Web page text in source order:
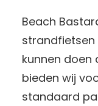
Beach
strandfietsen
kunnen doen
bieden wij
standaard